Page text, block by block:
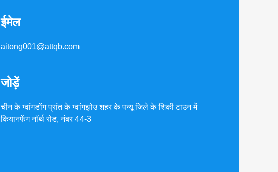
ईमेल
aitong001@attqb.com
जोड़ें
चीन के ग्वांगडोंग प्रांत के ग्वांगझोउ शहर के पन्यू जिले के शि‍की टाउन में
कियानफेंग नॉर्थ रोड, नंबर 44-3